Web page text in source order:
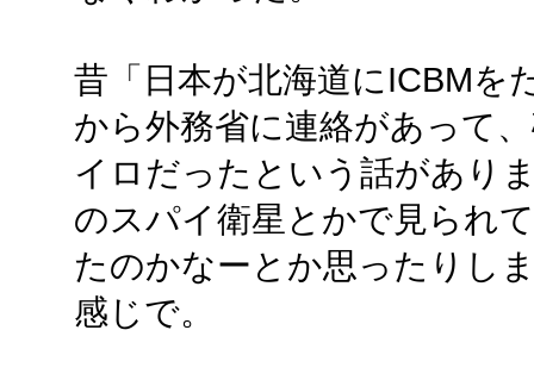
昔「日本が北海道にICBMを
から外務省に連絡があって
イロだったという話があり
のスパイ衛星とかで見られ
たのかなーとか思ったりし
感じで。